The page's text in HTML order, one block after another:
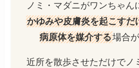
ノミ・マダニがワンちゃん
かゆみや皮膚炎を起こすだ
病原体を媒介する場合
近所を散歩させただけでノ